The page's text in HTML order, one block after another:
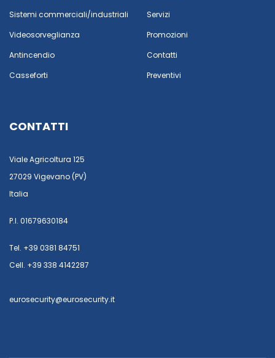
Sistemi commerciali/industriali
Videosorveglianza
Antincendio
Casseforti
Servizi
Promozioni
Contatti
Preventivi
CONTATTI
Viale Agricoltura 125
27029 Vigevano (PV)
Italia
P.I. 01679630184
Tel. +39 0381 84751
Cell. +39 338 4142287
eurosecurity@eurosecurity.it